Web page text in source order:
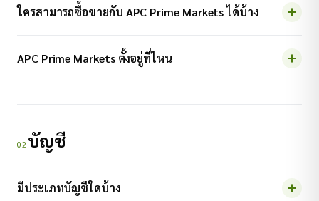
ใครสามารถซื้อขายกับ APC Prime Markets ได้บ้าง
APC Prime Markets ตั้งอยู่ที่ไหน
02 บัญชี
มีประเภทบัญชีใดบ้าง